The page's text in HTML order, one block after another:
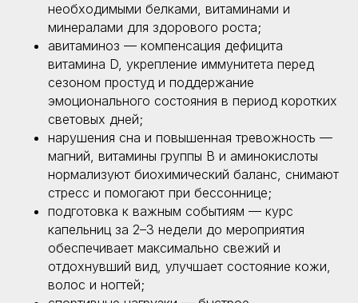
необходимыми белками, витаминами и
минералами для здорового роста;
авитаминоз — компенсация дефицита
витамина D, укрепление иммунитета перед
сезоном простуд и поддержание
эмоционального состояния в период коротких
световых дней;
нарушения сна и повышенная тревожность —
магний, витамины группы B и аминокислоты
нормализуют биохимический баланс, снимают
стресс и помогают при бессоннице;
подготовка к важным событиям — курс
капельниц за 2–3 недели до мероприятия
обеспечивает максимально свежий и
отдохнувший вид, улучшает состояние кожи,
волос и ногтей;